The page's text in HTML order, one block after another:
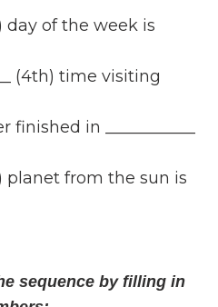
day of the week is
(4th) time visiting
in ___________
planet from the sun is
sequence by filling in